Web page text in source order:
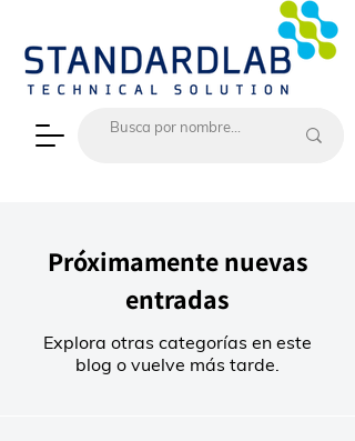
Próximamente nuevas
entradas
Explora otras categorías en este
blog o vuelve más tarde.